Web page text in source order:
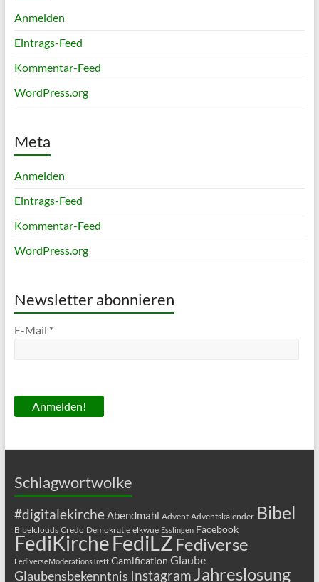
Anmelden
Eintrags-Feed
Kommentar-Feed
WordPress.org
Meta
Anmelden
Eintrags-Feed
Kommentar-Feed
WordPress.org
Newsletter abonnieren
E-Mail *
Schlagwortwolke
#digitalekircheAbendmahl Advent Adventskalender Bibel
Bibelclouds Credo Demokratie elkwue Esslingen Facebook
FediKircheFediLZ Fediverse
FediverseModerationsTreff Gamification Glaube
Glaubensbekenntnis Instagram Jahreslosung